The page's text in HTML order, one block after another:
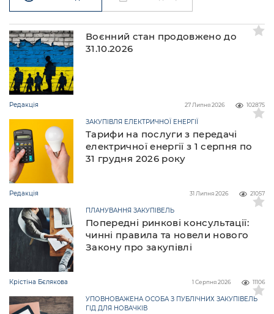
Воєнний стан продовжено до
31.10.2026
Редакція 102875
27 Липня 2026
Тарифи на послуги з передачі
електричної енергії з 1 серпня по
31 грудня 2026 року
ЗАКУПІВЛЯ ЕЛЕКТРИЧНОЇ ЕНЕРГІЇ
Редакція 21057
31 Липня 2026
Попередні ринкові консультації:
чинні правила та новели нового
Закону про закупівлі
ПЛАНУВАННЯ ЗАКУПІВЕЛЬ
Крістіна Бєлякова 11106
1 Серпня 2026
УПОВНОВАЖЕНА ОСОБА З ПУБЛІЧНИХ ЗАКУПІВЕЛЬ
ГІД ДЛЯ НОВАЧКІВ